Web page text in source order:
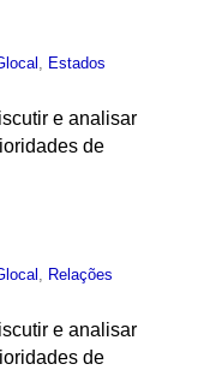
Estados
e analisar
de
, Relações
e analisar
de